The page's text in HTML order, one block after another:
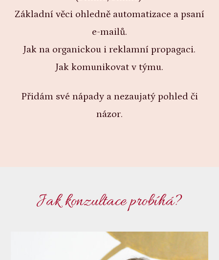
Základní věci ohledně automatizace a psaní
e-mailů.
Jak na organickou i reklamní propagaci.
Jak komunikovat v týmu.
Přidám své nápady a nezaujatý pohled či
názor.
Jak konzultace probíhá?